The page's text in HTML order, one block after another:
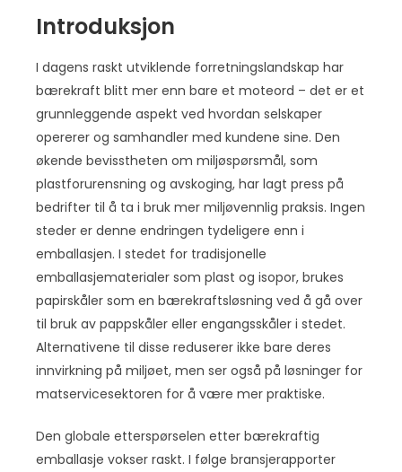
Introduksjon
I dagens raskt utviklende forretningslandskap har
bærekraft blitt mer enn bare et moteord – det er et
grunnleggende aspekt ved hvordan selskaper
opererer og samhandler med kundene sine. Den
økende bevisstheten om miljøspørsmål, som
plastforurensning og avskoging, har lagt press på
bedrifter til å ta i bruk mer miljøvennlig praksis. Ingen
steder er denne endringen tydeligere enn i
emballasjen. I stedet for tradisjonelle
emballasjematerialer som plast og isopor, brukes
papirskåler som en bærekraftsløsning ved å gå over
til bruk av pappskåler eller engangsskåler i stedet.
Alternativene til disse reduserer ikke bare deres
innvirkning på miljøet, men ser også på løsninger for
matservicesektoren for å være mer praktiske.
Den globale etterspørselen etter bærekraftig
emballasje vokser raskt. I følge bransjerapporter